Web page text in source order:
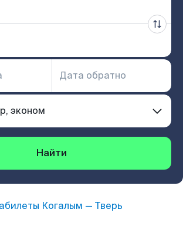
Найти
Когалым — Тверь